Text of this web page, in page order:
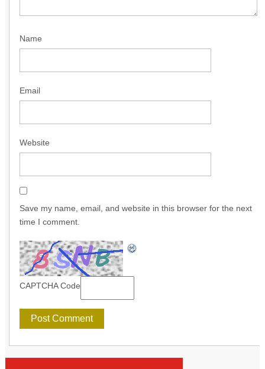
Name
Email
Website
Save my name, email, and website in this browser for the next
time I comment.
CAPTCHA Code